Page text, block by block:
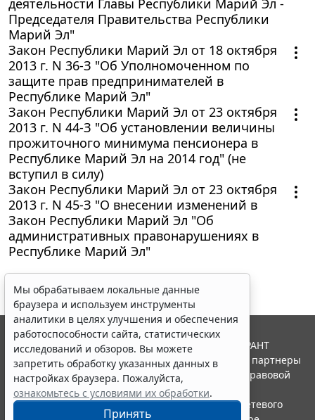
Председателя Правительства Республики
Марий Эл"
Закон Республики Марий Эл от 18 октября
2013 г. N 36-З "Об Уполномоченном по
защите прав предпринимателей в
Республике Марий Эл"
Закон Республики Марий Эл от 23 октября
2013 г. N 44-З "Об установлении величины
прожиточного минимума пенсионера в
Республике Марий Эл на 2014 год" (не
вступил в силу)
Закон Республики Марий Эл от 23 октября
2013 г. N 45-З "О внесении изменений в
Закон Республики Марий Эл "Об
административных правонарушениях в
Республике Марий Эл"
Мы обрабатываем локальные данные
браузера и используем инструменты
аналитики в целях улучшения и обеспечения
работоспособности сайта, статистических
исследований и обзоров. Вы можете
запретить обработку указанных данных в
настройках браузера. Пожалуйста,
ознакомьтесь с условиями их обработки.
Принять
© ООО "НПП "ГАРАНТ-СЕРВИС", 2026. Система ГАРАНТ
выпускается с 1990 года. Компания "Гарант" и ее партнеры
являются участниками Российской ассоциации правовой
информации ГАРАНТ.
Портал ГАРАНТ.РУ зарегистрирован в качестве сетевого